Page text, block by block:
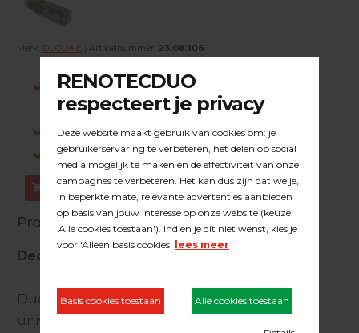
Merk: DUOLINE | Artikelnummer: 23.08.106
Indien op voorraad, voor 15:00 besteld is
dezelfde werkdag verstuurd.
Gratis verzending in NL vanaf €200,-
Log in om prijzen te zien.
Bestellen
Productinformatie
Decoupeerzaag grof
Duoline decoupeerzaagje is voorzien van een
universeel blad voor alle houtsoorten en